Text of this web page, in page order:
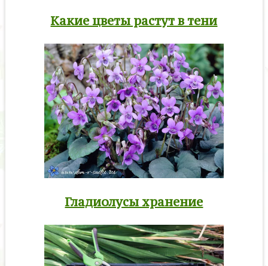
Какие цветы растут в тени
Гладиолусы хранение